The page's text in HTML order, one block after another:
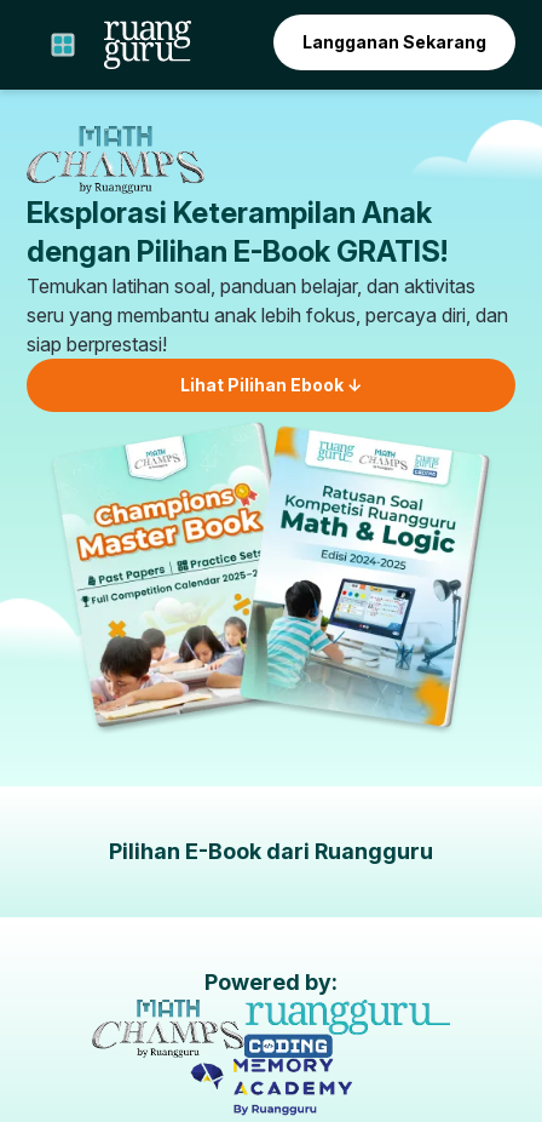
Langganan Sekarang
Eksplorasi Keterampilan Anak
dengan Pilihan E-Book GRATIS!
Temukan latihan soal, panduan belajar, dan aktivitas
seru yang membantu anak lebih fokus, percaya diri, dan
siap berprestasi!
Lihat Pilihan Ebook ↓
Pilihan E-Book dari Ruangguru
Powered by: